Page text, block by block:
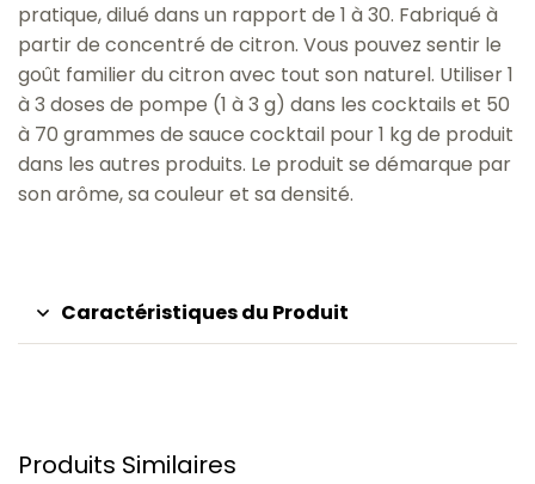
pratique, dilué dans un rapport de 1 à 30. Fabriqué à
partir de concentré de citron. Vous pouvez sentir le
goût familier du citron avec tout son naturel. Utiliser 1
à 3 doses de pompe (1 à 3 g) dans les cocktails et 50
à 70 grammes de sauce cocktail pour 1 kg de produit
dans les autres produits. Le produit se démarque par
son arôme, sa couleur et sa densité.
Caractéristiques du Produit
Produits Similaires